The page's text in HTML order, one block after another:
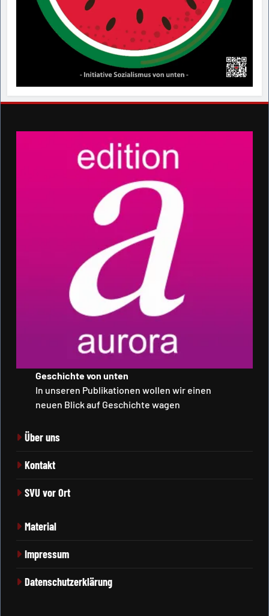
Geschichte von unten
In unseren Publikationen wollen wir einen
neuen Blick auf Geschichte wagen
Über uns
Kontakt
SVU vor Ort
Material
Impressum
Datenschutzerklärung